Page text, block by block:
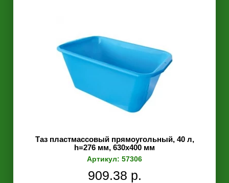
Таз пластмассовый прямоугольный, 40 л,
h=276 мм, 630х400 мм
Артикул: 57306
909.38 р.